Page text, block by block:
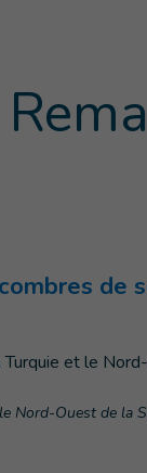
Ouest de la